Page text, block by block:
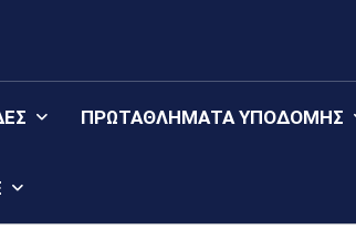
ΠΡΩΤΑΘΛΉΜΑΤΑ YΠΟΔΟΜΉΣ